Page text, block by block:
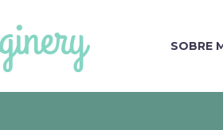
SOBRE